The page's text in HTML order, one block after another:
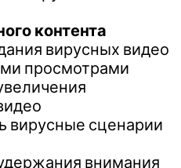
контента
вирусных видео
просмотрами
вирусные сценарии
внимания